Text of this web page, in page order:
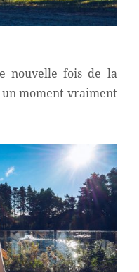
nouvelle fois de la
un moment vraiment